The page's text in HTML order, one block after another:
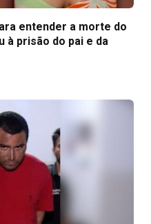
entender a morte do
à prisão do pai e da